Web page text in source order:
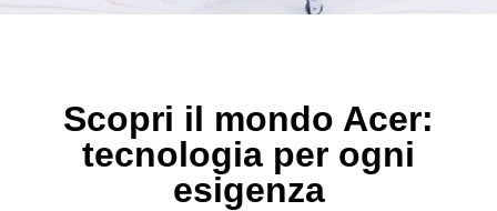
Scopri il mondo Acer:
tecnologia per ogni
esigenza